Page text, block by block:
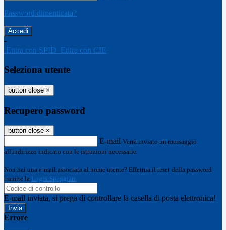
Password dimenticata?
-
Entra con SPID Entra con CIE
Seleziona utente
button close ×
Recupero password
button close ×
E-mail Verrà inviato un messaggio
all'indirizzo indicato con le istruzioni necessarie.
Non hai una e-mail associata al nome utente? Effettua il reset della password
tramite la Login Spaggiari
E-mail inviata, si prega di controllare la casella di posta elettronica!
Errore